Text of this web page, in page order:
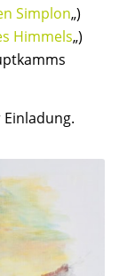
Simplon„)
Himmels„)